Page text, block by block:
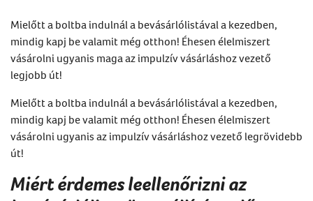
Mielőtt a boltba indulnál a bevásárlólistával a kezedben,
mindig kapj be valamit még otthon! Éhesen élelmiszert
vásárolni ugyanis maga az impulzív vásárláshoz vezető
legjobb út!
Mielőtt a boltba indulnál a bevásárlólistával a kezedben,
mindig kapj be valamit még otthon! Éhesen élelmiszert
vásárolni ugyanis az impulzív vásárláshoz vezető legrövidebb
út!
Miért érdemes leellenőrizni az